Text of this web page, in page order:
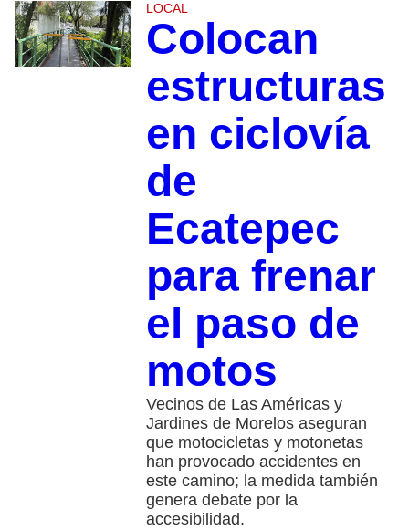
LOCAL
Colocan
estructuras
en ciclovía
de
Ecatepec
para frenar
el paso de
motos
Vecinos de Las Américas y
Jardines de Morelos aseguran
que motocicletas y motonetas
han provocado accidentes en
este camino; la medida también
genera debate por la
accesibilidad.